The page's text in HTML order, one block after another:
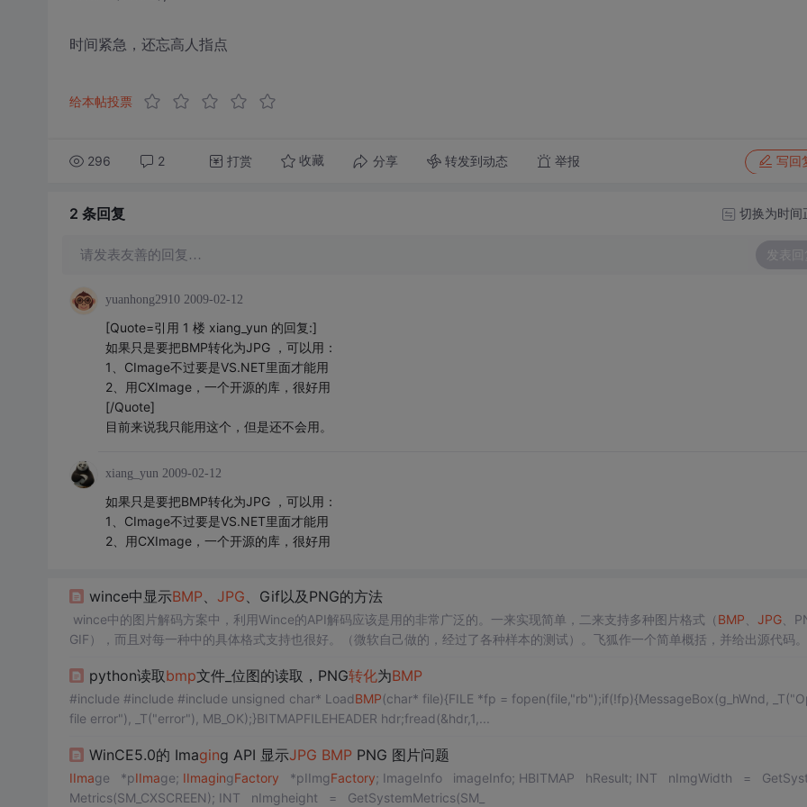
时间紧急，还忘高人指点
给本帖投票
296 2 打赏 收藏 分享 转发到动态 举报 写回
2 条回复 切换为时间
请发表友善的回复… 发表回
yuanhong2910 2009-02-12
[Quote=引用 1 楼 xiang_yun 的回复:]
如果只是要把BMP转化为JPG ，可以用：
1、CImage不过要是VS.NET里面才能用
2、用CXImage，一个开源的库，很好用
[/Quote]
目前来说我只能用这个，但是还不会用。
xiang_yun 2009-02-12
如果只是要把BMP转化为JPG ，可以用：
1、CImage不过要是VS.NET里面才能用
2、用CXImage，一个开源的库，很好用
wince中显示BMP、 JPG、Gif以及PNG的方法
wince中的图片解码方案中，利用Wince的API解码应该是用的非常广泛的。一来实现简单，二来支持多种图片格式（ BMP JPG、
GIF），而且对每一种中的具体格式支持也很好。（微软自己做的，经过了各种样本的测试）。飞狐作一个简单概括，并给出源代码。
python读取bmp文件_位图的读取，PNG转化为BMP
#include #include #include unsigned char* LoadBMP(char* file){FILE *fp = fopen(file,"rb");if(!fp){MessageBox(g_hWnd,
file error"), _T("error"), MB_OK);}BITMAPFILEHEADER hdr;fread(&hdr,1,...
WinCE5.0的 Imaging API 显示JPG BMP PNG 图片问题
IImage *pIImage; IImagingFactory *pIImgFactory; ImageInfo imageInfo; HBITMAP hResult; INT nImgWidth = GetSystem
Metrics(SM_CXSCREEN); INT nImgheight = GetSystemMetrics(SM_